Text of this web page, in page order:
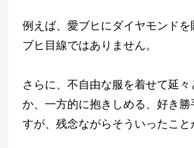
例えば、愛ブヒにダイヤモンド
ブヒ目線ではありません。
さらに、不自由な服を着せて延
か、一方的に抱きしめる、好き
すが、残念ながらそういったこと